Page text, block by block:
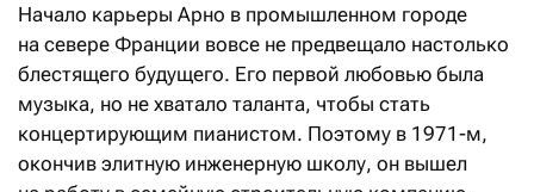
Начало карьеры Арно в промышленном городе
на севере Франции вовсе не предвещало настолько
блестящего будущего. Его первой любовью была
музыка, но не хватало таланта, чтобы стать
концертирующим пианистом. Поэтому в 1971-м,
окончив элитную инженерную школу, он вышел